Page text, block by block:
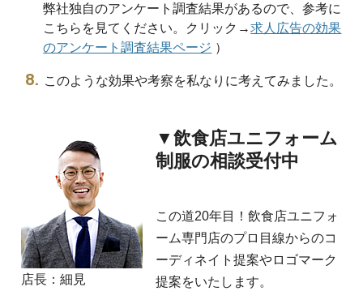
弊社独自のアンケート調査結果があるので、参考に
こちらを見てください。クリック→求人広告の効果
のアンケート調査結果ページ ）
このような効果や考察を私なりに考えてみました。
店長：細見
▼飲食店ユニフォーム
制服の相談受付中
この道20年目！飲食店ユニフォ
ーム専門店のプロ目線からのコ
ーディネイト提案やロゴマーク
提案をいたします。